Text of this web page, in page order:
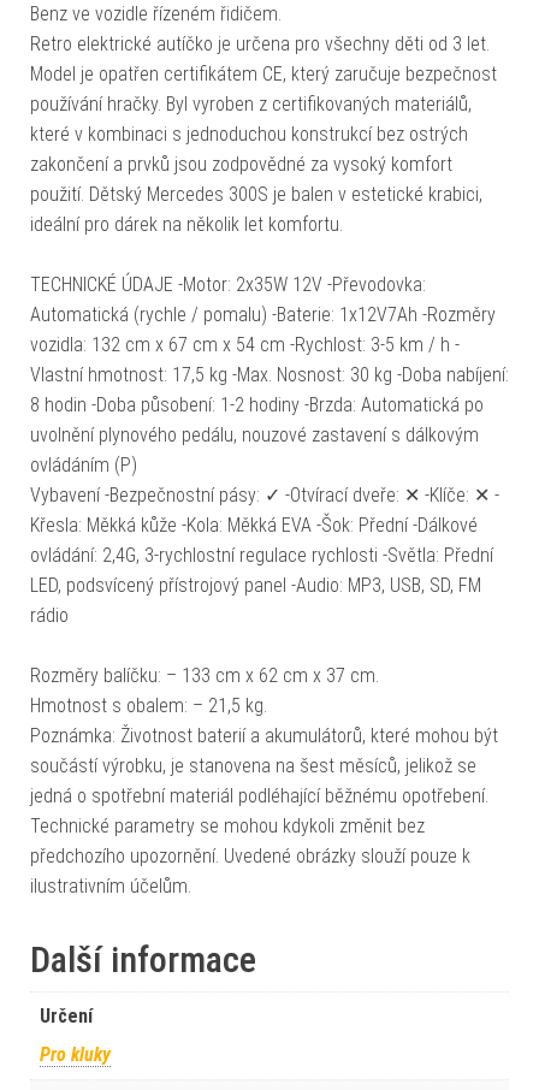
Benz ve vozidle řízeném řidičem.
Retro elektrické autíčko je určena pro všechny děti od 3 let.
Model je opatřen certifikátem CE, který zaručuje bezpečnost
používání hračky. Byl vyroben z certifikovaných materiálů,
které v kombinaci s jednoduchou konstrukcí bez ostrých
zakončení a prvků jsou zodpovědné za vysoký komfort
použití. Dětský Mercedes 300S je balen v estetické krabici,
ideální pro dárek na několik let komfortu.
TECHNICKÉ ÚDAJE -Motor: 2x35W 12V -Převodovka:
Automatická (rychle / pomalu) -Baterie: 1x12V7Ah -Rozměry
vozidla: 132 cm x 67 cm x 54 cm -Rychlost: 3-5 km / h -
Vlastní hmotnost: 17,5 kg -Max. Nosnost: 30 kg -Doba nabíjení:
8 hodin -Doba působení: 1-2 hodiny -Brzda: Automatická po
uvolnění plynového pedálu, nouzové zastavení s dálkovým
ovládáním (P)
Vybavení -Bezpečnostní pásy: ✓ -Otvírací dveře: ✕ -Klíče: ✕ -
Křesla: Měkká kůže -Kola: Měkká EVA -Šok: Přední -Dálkové
ovládání: 2,4G, 3-rychlostní regulace rychlosti -Světla: Přední
LED, podsvícený přístrojový panel -Audio: MP3, USB, SD, FM
rádio
Rozměry balíčku: – 133 cm x 62 cm x 37 cm.
Hmotnost s obalem: – 21,5 kg.
Poznámka: Životnost baterií a akumulátorů, které mohou být
součástí výrobku, je stanovena na šest měsíců, jelikož se
jedná o spotřební materiál podléhající běžnému opotřebení.
Technické parametry se mohou kdykoli změnit bez
předchozího upozornění. Uvedené obrázky slouží pouze k
ilustrativním účelům.
Další informace
Určení
Pro kluky